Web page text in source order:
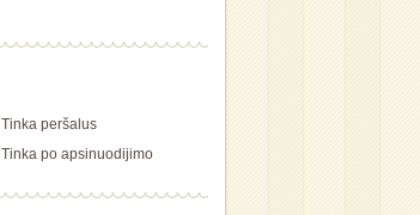
Tinka peršalus
Tinka po apsinuodijimo